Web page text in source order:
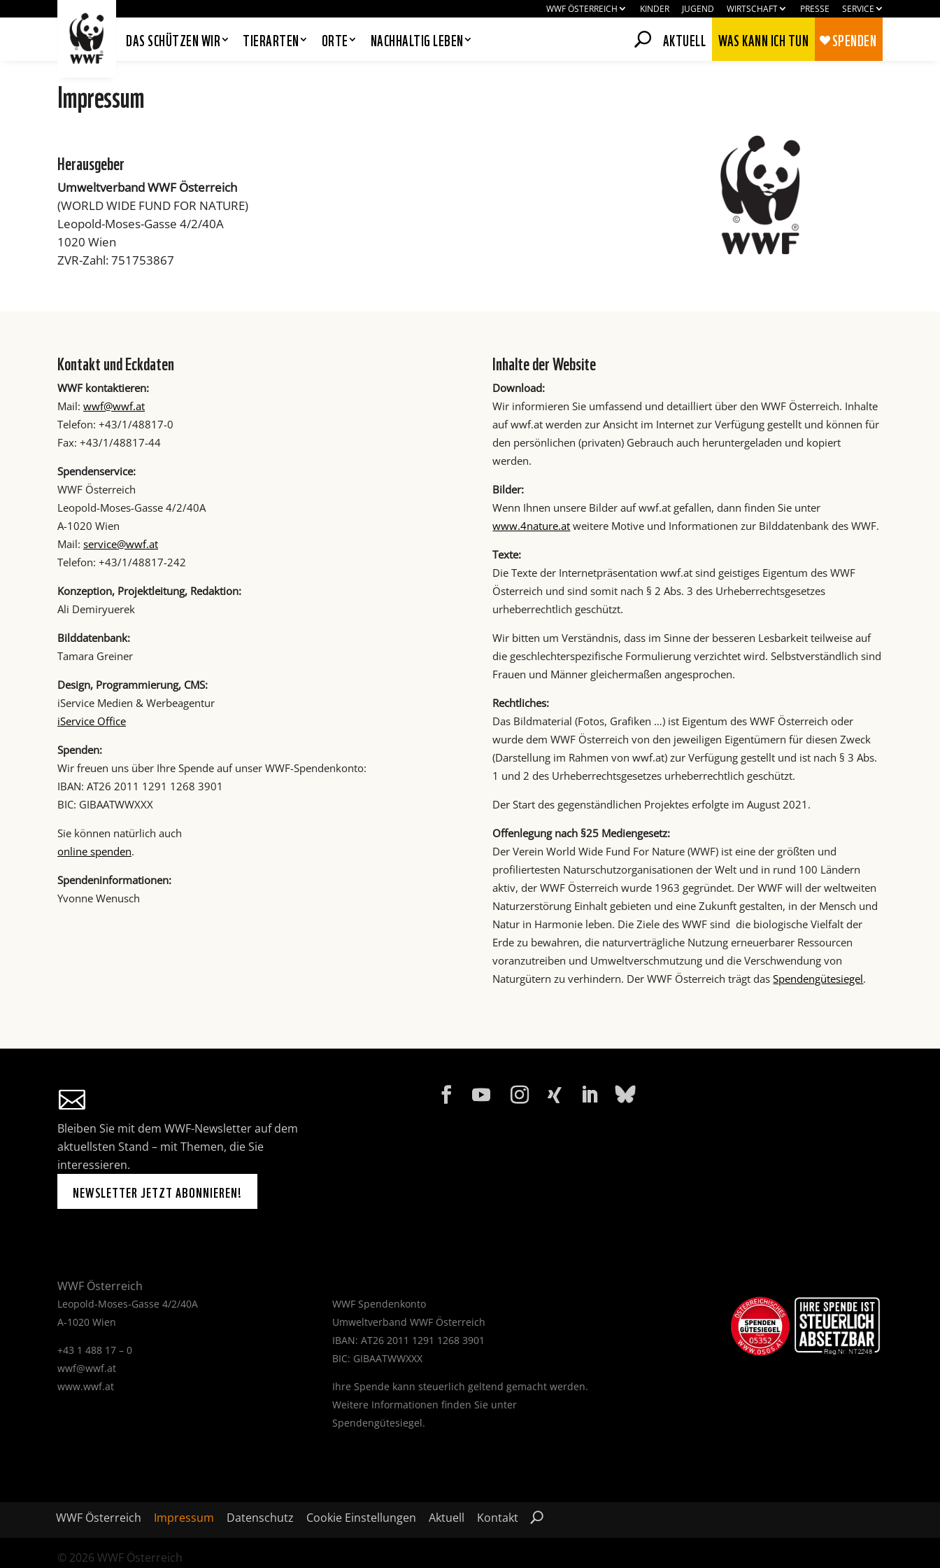
WWF ÖSTERREICH KINDER JUGEND WIRTSCHAFT PRESSE SERVICE
DAS SCHÜTZEN WIR TIERARTEN ORTE NACHHALTIG LEBEN AKTUELL WAS KANN ICH TUN SPENDEN
Impressum
Herausgeber
Umweltverband WWF Österreich
(WORLD WIDE FUND FOR NATURE)
Leopold-Moses-Gasse 4/2/40A
1020 Wien
ZVR-Zahl: 751753867
Kontakt und Eckdaten
WWF kontaktieren:
Mail: wwf@wwf.at
Telefon: +43/1/48817-0
Fax: +43/1/48817-44
Spendenservice:
WWF Österreich
Leopold-Moses-Gasse 4/2/40A
A-1020 Wien
Mail: service@wwf.at
Telefon: +43/1/48817-242
Konzeption, Projektleitung, Redaktion:
Ali Demiryuerek
Bilddatenbank:
Tamara Greiner
Design, Programmierung, CMS:
iService Medien & Werbeagentur
iService Office
Spenden:
Wir freuen uns über Ihre Spende auf unser WWF-Spendenkonto:
IBAN: AT26 2011 1291 1268 3901
BIC: GIBAATWWXXX
Sie können natürlich auch
online spenden.
Spendeninformationen:
Yvonne Wenusch
Inhalte der Website
Download:
Wir informieren Sie umfassend und detailliert über den WWF Österreich. Inhalte
auf wwf.at werden zur Ansicht im Internet zur Verfügung gestellt und können für
den persönlichen (privaten) Gebrauch auch heruntergeladen und kopiert
werden.
Bilder:
Wenn Ihnen unsere Bilder auf wwf.at gefallen, dann finden Sie unter
www.4nature.at weitere Motive und Informationen zur Bilddatenbank des WWF.
Texte:
Die Texte der Internetpräsentation wwf.at sind geistiges Eigentum des WWF
Österreich und sind somit nach § 2 Abs. 3 des Urheberrechtsgesetzes
urheberrechtlich geschützt.
Wir bitten um Verständnis, dass im Sinne der besseren Lesbarkeit teilweise auf
die geschlechterspezifische Formulierung verzichtet wird. Selbstverständlich sind
Frauen und Männer gleichermaßen angesprochen.
Rechtliches:
Das Bildmaterial (Fotos, Grafiken …) ist Eigentum des WWF Österreich oder
wurde dem WWF Österreich von den jeweiligen Eigentümern für diesen Zweck
(Darstellung im Rahmen von wwf.at) zur Verfügung gestellt und ist nach § 3 Abs.
1 und 2 des Urheberrechtsgesetzes urheberrechtlich geschützt.
Der Start des gegenständlichen Projektes erfolgte im August 2021.
Offenlegung nach §25 Mediengesetz:
Der Verein World Wide Fund For Nature (WWF) ist eine der größten und
profiliertesten Naturschutzorganisationen der Welt und in rund 100 Ländern
aktiv, der WWF Österreich wurde 1963 gegründet. Der WWF will der weltweiten
Naturzerstörung Einhalt gebieten und eine Zukunft gestalten, in der Mensch und
Natur in Harmonie leben. Die Ziele des WWF sind die biologische Vielfalt der
Erde zu bewahren, die naturverträgliche Nutzung erneuerbarer Ressourcen
voranzutreiben und Umweltverschmutzung und die Verschwendung von
Naturgütern zu verhindern. Der WWF Österreich trägt dasSpendengütesiegel.
Bleiben Sie mit dem WWF-Newsletter auf dem
aktuellsten Stand – mit Themen, die Sie
interessieren.
NEWSLETTER JETZT ABONNIEREN!
WWF Österreich
Leopold-Moses-Gasse 4/2/40A
A-1020 Wien
+43 1 488 17 – 0
wwf@wwf.at
www.wwf.at
WWF Spendenkonto
Umweltverband WWF Österreich
IBAN: AT26 2011 1291 1268 3901
BIC: GIBAATWWXXX
Ihre Spende kann steuerlich geltend gemacht werden.
Weitere Informationen finden Sie unter
Spendengütesiegel.
WWF Österreich Impressum Datenschutz Cookie Einstellungen Aktuell Kontakt
© 2026 WWF Österreich